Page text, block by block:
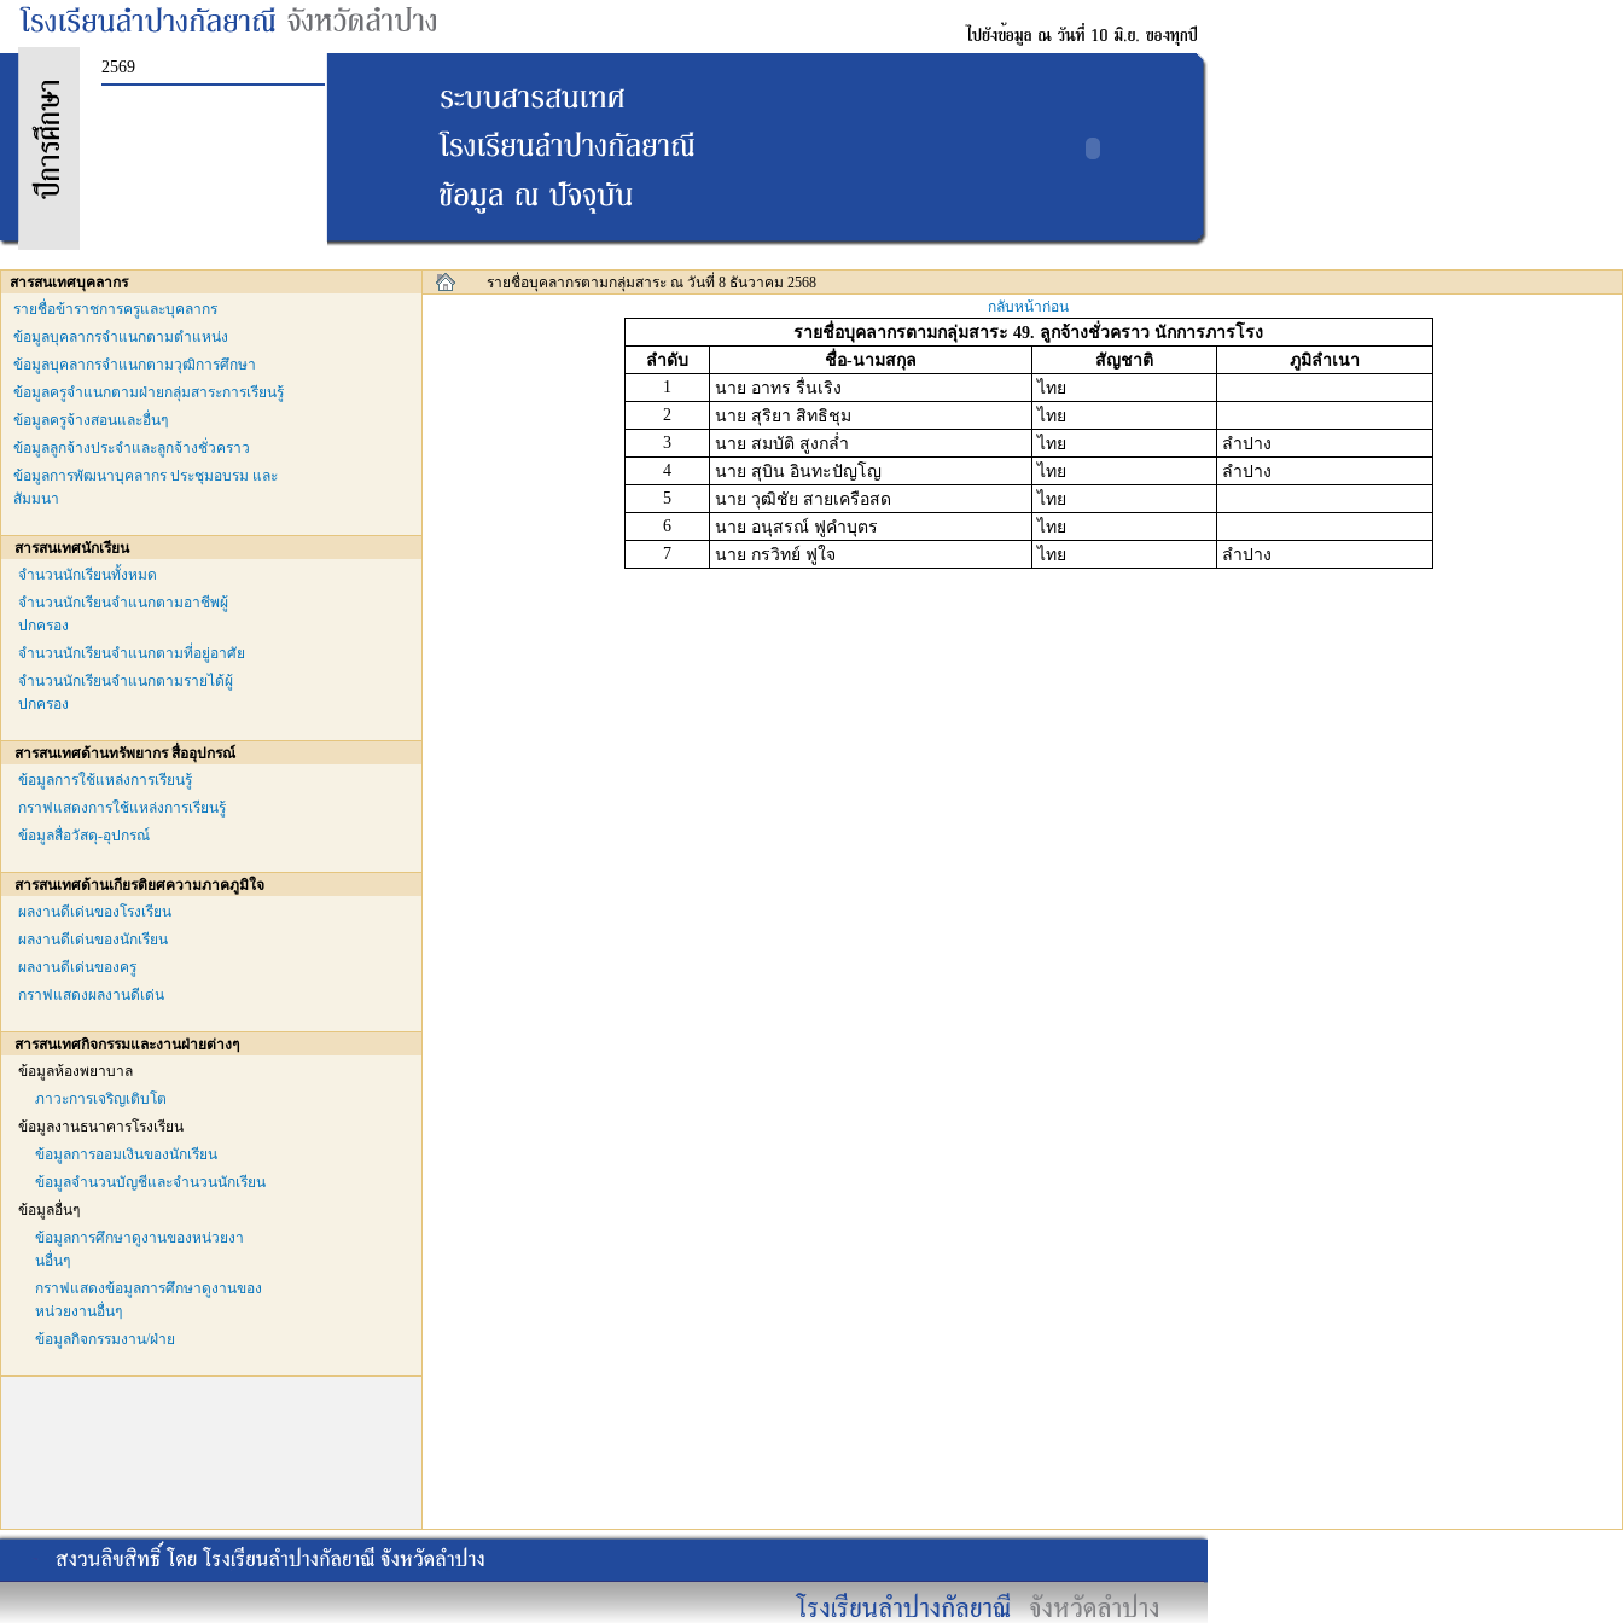
2569
สารสนเทศบุคลากร
รายชื่อข้าราชการครูและบุคลากร
ข้อมูลบุคลากรจำแนกตามตำแหน่ง
ข้อมูลบุคลากรจำแนกตามวุฒิการศึกษา
ข้อมูลครูจำแนกตามฝ่ายกลุ่มสาระการเรียนรู้
ข้อมูลครูจ้างสอนและอื่นๆ
ข้อมูลลูกจ้างประจำและลูกจ้างชั่วคราว
ข้อมูลการพัฒนาบุคลากร ประชุมอบรม และ
สัมมนา
สารสนเทศนักเรียน
จำนวนนักเรียนทั้งหมด
จำนวนนักเรียนจำแนกตามอาชีพผู้
ปกครอง
จำนวนนักเรียนจำแนกตามที่อยู่อาศัย
จำนวนนักเรียนจำแนกตามรายได้ผู้
ปกครอง
สารสนเทศด้านทรัพยากร สื่ออุปกรณ์
ข้อมูลการใช้แหล่งการเรียนรู้
กราฟแสดงการใช้แหล่งการเรียนรู้
ข้อมูลสื่อวัสดุ-อุปกรณ์
สารสนเทศด้านเกียรติยศความภาคภูมิใจ
ผลงานดีเด่นของโรงเรียน
ผลงานดีเด่นของนักเรียน
ผลงานดีเด่นของครู
กราฟแสดงผลงานดีเด่น
สารสนเทศกิจกรรมและงานฝ่ายต่างๆ
ข้อมูลห้องพยาบาล
ภาวะการเจริญเติบโต
ข้อมูลงานธนาคารโรงเรียน
ข้อมูลการออมเงินของนักเรียน
ข้อมูลจำนวนบัญชีและจำนวนนักเรียน
ข้อมูลอื่นๆ
ข้อมูลการศึกษาดูงานของหน่วยงา
นอื่นๆ
กราฟแสดงข้อมูลการศึกษาดูงานของ
หน่วยงานอื่นๆ
ข้อมูลกิจกรรมงาน/ฝ่าย
รายชื่อบุคลากรตามกลุ่มสาระ ณ วันที่ 8 ธันวาคม 2568
กลับหน้าก่อน
รายชื่อบุคลากรตามกลุ่มสาระ 49. ลูกจ้างชั่วคราว นักการภารโรง
ลำดับ
ชื่อ-นามสกุล สัญชาติ
ภูมิลำเนา
1
นาย อาทร รื่นเริง
ไทย
2
นาย สุริยา สิทธิชุม
ไทย
3
นาย สมบัติ สูงกล่ำ ไทย
ลำปาง
4
นาย สุบิน อินทะปัญโญ ไทย
ลำปาง
5
นาย วุฒิชัย สายเครือสด
ไทย
6
นาย อนุสรณ์ ฟูคำบุตร
ไทย
7
นาย กรวิทย์ ฟูใจ ไทย ลำปาง